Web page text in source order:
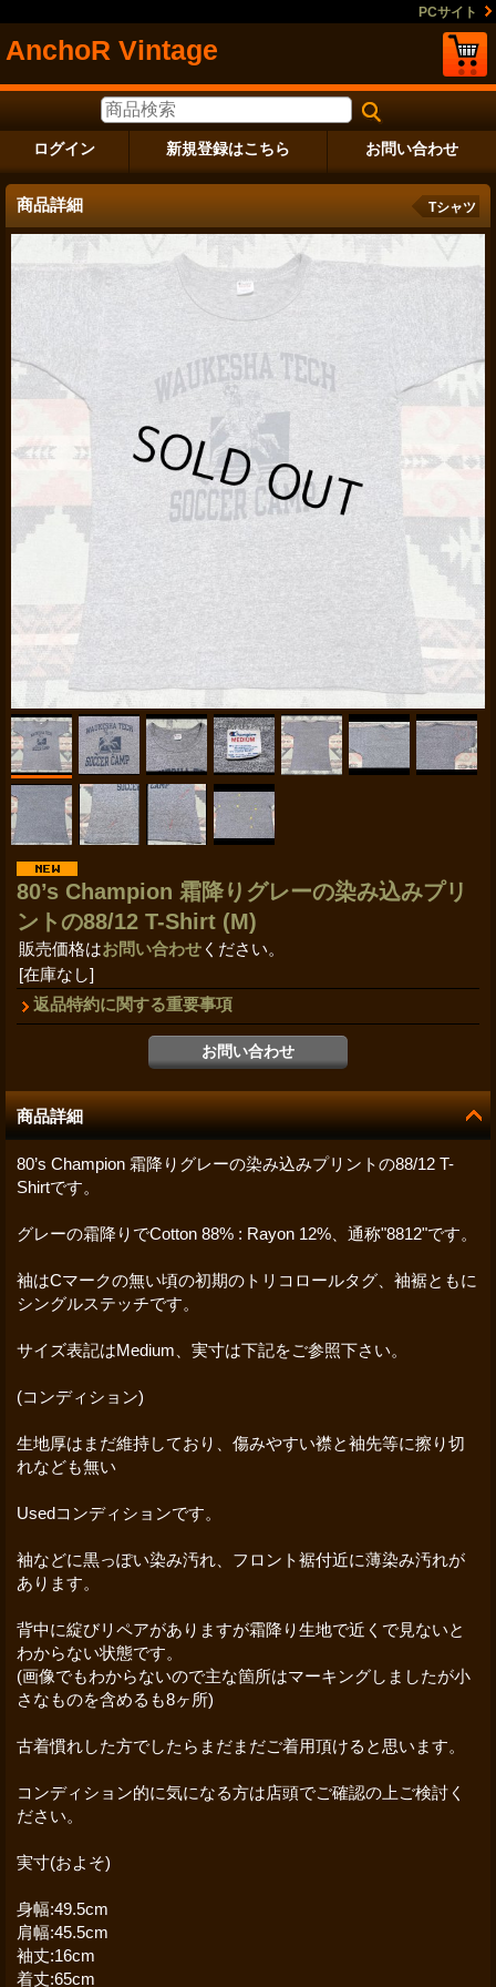
PCサイト
AnchoR Vintage
ログイン 新規登録はこちら お問い合わせ
商品詳細 Tシャツ
80’s Champion 霜降りグレーの染み込みプリ
ントの88/12 T-Shirt (M)
販売価格はお問い合わせ ください。
[在庫なし]
返品特約に関する重要事項
商品詳細
80’s Champion 霜降りグレーの染み込みプリントの88/12 T-
Shirtです。
グレーの霜降りでCotton 88% : Rayon 12%、通称"8812"です。
袖はCマークの無い頃の初期のトリコロールタグ、袖裾ともに
シングルステッチです。
サイズ表記はMedium、実寸は下記をご参照下さい。
(コンディション)
生地厚はまだ維持しており、傷みやすい襟と袖先等に擦り切
れなども無い
Usedコンディションです。
袖などに黒っぽい染み汚れ、フロント裾付近に薄染み汚れが
あります。
背中に綻びリペアがありますが霜降り生地で近くで見ないと
わからない状態です。
(画像でもわからないので主な箇所はマーキングしましたが小
さなものを含めるも8ヶ所)
古着慣れした方でしたらまだまだご着用頂けると思います。
コンディション的に気になる方は店頭でご確認の上ご検討く
ださい。
実寸(およそ)
身幅:49.5cm
肩幅:45.5cm
袖丈:16cm
着丈:65cm